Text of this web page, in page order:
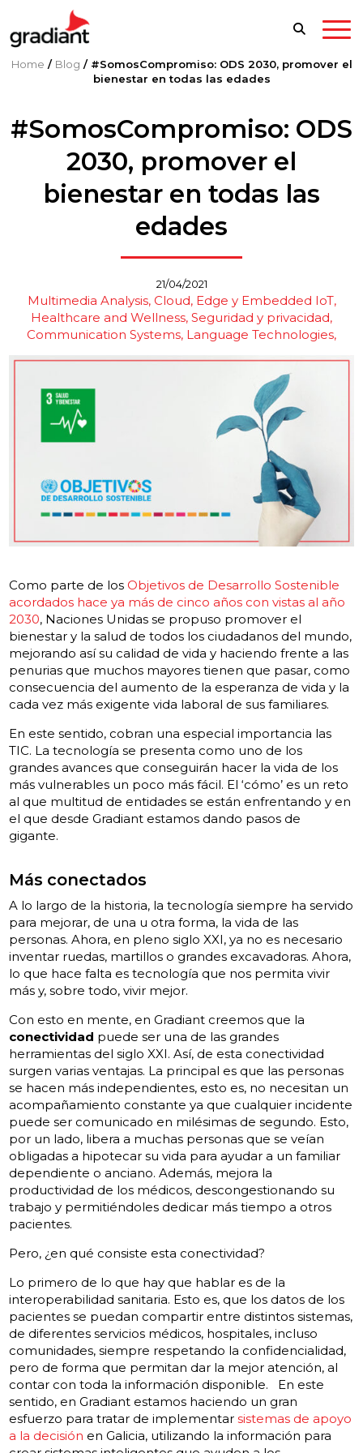
Home / Blog / #SomosCompromiso: ODS 2030, promover el
bienestar en todas las edades
#SomosCompromiso: ODS
2030, promover el
bienestar en todas las
edades
21/04/2021
Multimedia Analysis Cloud, Edge y Embedded IoT
Healthcare and Wellness Seguridad y privacidad
Communication Systems Language Technologies
Como parte de los Objetivos de Desarrollo Sostenible
acordados hace ya más de cinco años con vistas al año
2030, Naciones Unidas se propuso promover el
bienestar y la salud de todos los ciudadanos del mundo,
mejorando así su calidad de vida y haciendo frente a las
penurias que muchos mayores tienen que pasar, como
consecuencia del aumento de la esperanza de vida y la
cada vez más exigente vida laboral de sus familiares.
En este sentido, cobran una especial importancia las
TIC. La tecnología se presenta como uno de los
grandes avances que conseguirán hacer la vida de los
más vulnerables un poco más fácil. El ‘cómo’ es un reto
al que multitud de entidades se están enfrentando y en
el que desde Gradiant estamos dando pasos de
gigante.
Más conectados
A lo largo de la historia, la tecnología siempre ha servido
para mejorar, de una u otra forma, la vida de las
personas. Ahora, en pleno siglo XXI, ya no es necesario
inventar ruedas, martillos o grandes excavadoras. Ahora,
lo que hace falta es tecnología que nos permita vivir
más y, sobre todo, vivir mejor.
Con esto en mente, en Gradiant creemos que la
conectividad puede ser una de las grandes
herramientas del siglo XXI. Así, de esta conectividad
surgen varias ventajas. La principal es que las personas
se hacen más independientes, esto es, no necesitan un
acompañamiento constante ya que cualquier incidente
puede ser comunicado en milésimas de segundo. Esto,
por un lado, libera a muchas personas que se veían
obligadas a hipotecar su vida para ayudar a un familiar
dependiente o anciano. Además, mejora la
productividad de los médicos, descongestionando su
trabajo y permitiéndoles dedicar más tiempo a otros
pacientes.
Pero, ¿en qué consiste esta conectividad?
Lo primero de lo que hay que hablar es de la
interoperabilidad sanitaria. Esto es, que los datos de los
pacientes se puedan compartir entre distintos sistemas,
de diferentes servicios médicos, hospitales, incluso
comunidades, siempre respetando la confidencialidad,
pero de forma que permitan dar la mejor atención, al
contar con toda la información disponible. En este
sentido, en Gradiant estamos haciendo un gran
esfuerzo para tratar de implementarsistemas de apoyo
a la decisión en Galicia, utilizando la información para